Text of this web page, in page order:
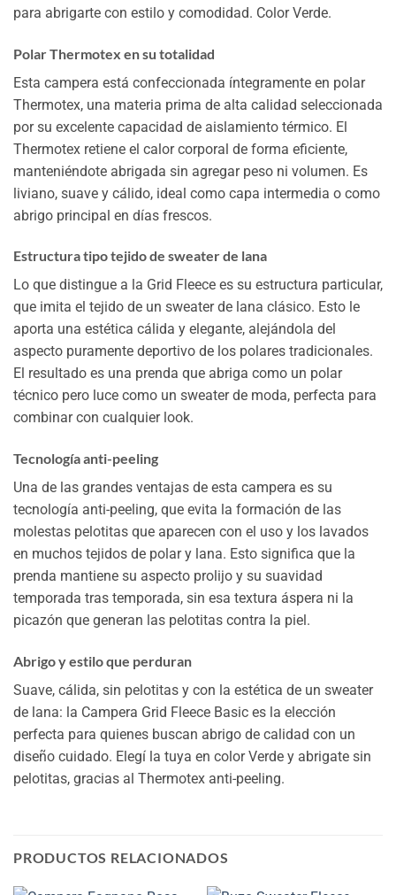
para abrigarte con estilo y comodidad. Color Verde.
Polar Thermotex en su totalidad
Esta campera está confeccionada íntegramente en polar
Thermotex, una materia prima de alta calidad seleccionada
por su excelente capacidad de aislamiento térmico. El
Thermotex retiene el calor corporal de forma eficiente,
manteniéndote abrigada sin agregar peso ni volumen. Es
liviano, suave y cálido, ideal como capa intermedia o como
abrigo principal en días frescos.
Estructura tipo tejido de sweater de lana
Lo que distingue a la Grid Fleece es su estructura particular,
que imita el tejido de un sweater de lana clásico. Esto le
aporta una estética cálida y elegante, alejándola del
aspecto puramente deportivo de los polares tradicionales.
El resultado es una prenda que abriga como un polar
técnico pero luce como un sweater de moda, perfecta para
combinar con cualquier look.
Tecnología anti-peeling
Una de las grandes ventajas de esta campera es su
tecnología anti-peeling, que evita la formación de las
molestas pelotitas que aparecen con el uso y los lavados
en muchos tejidos de polar y lana. Esto significa que la
prenda mantiene su aspecto prolijo y su suavidad
temporada tras temporada, sin esa textura áspera ni la
picazón que generan las pelotitas contra la piel.
Abrigo y estilo que perduran
Suave, cálida, sin pelotitas y con la estética de un sweater
de lana: la Campera Grid Fleece Basic es la elección
perfecta para quienes buscan abrigo de calidad con un
diseño cuidado. Elegí la tuya en color Verde y abrigate sin
pelotitas, gracias al Thermotex anti-peeling.
PRODUCTOS RELACIONADOS